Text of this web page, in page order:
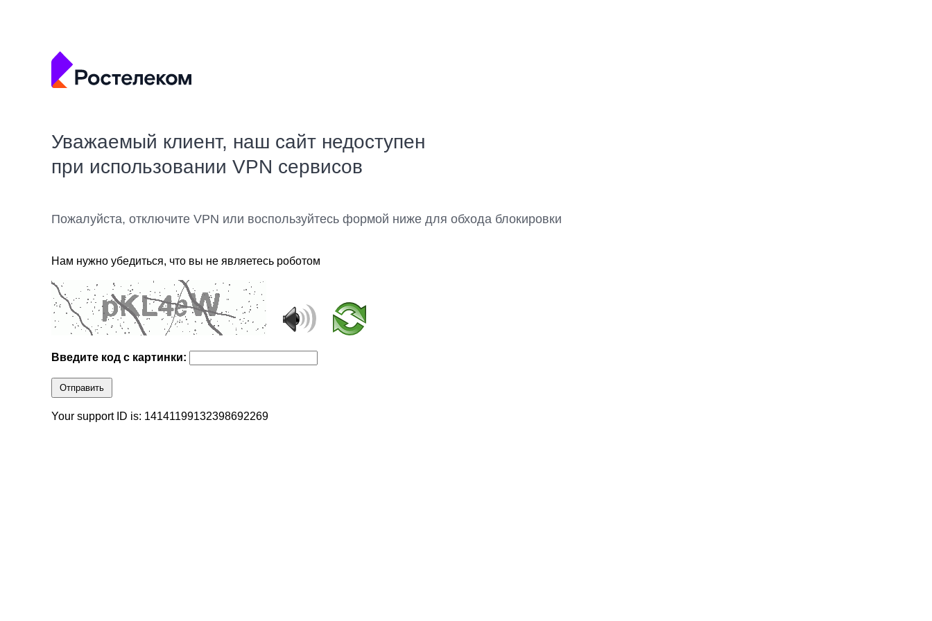
Уважаемый клиент, наш сайт недоступен
при использовании VPN сервисов
Пожалуйста, отключите VPN или воспользуйтесь формой ниже для обхода блокировки
Нам нужно убедиться, что вы не являетесь роботом
Введите код с картинки:
Отправить
Your support ID is: 14141199132398692269